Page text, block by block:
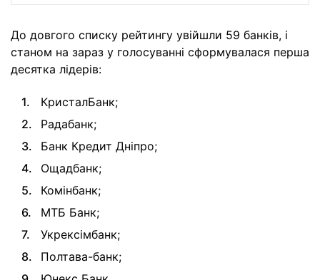
До довгого списку рейтингу увійшли 59 банків, і
станом на зараз у голосуванні сформувалася перша
десятка лідерів:
КристалБанк;
Радабанк;
Банк Кредит Дніпро;
Ощадбанк;
Комінбанк;
МТБ Банк;
Укрексімбанк;
Полтава-банк;